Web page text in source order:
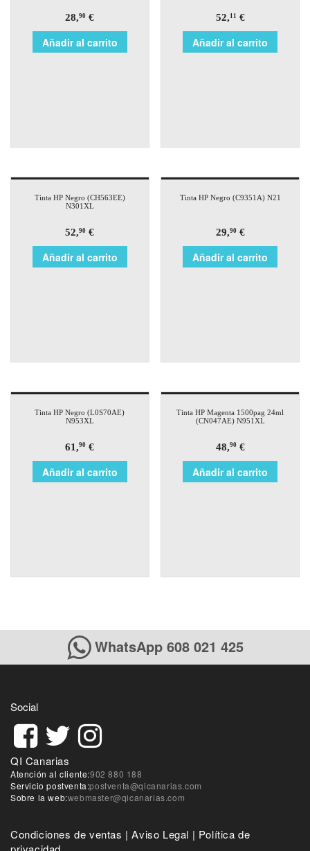
28,90 €
Añadir al carrito
52,11 €
Añadir al carrito
Tinta HP Negro (CH563EE)
N301XL
52,90 €
Añadir al carrito
Tinta HP Negro (C9351A) N21
29,90€
Añadir al carrito
Tinta HP Negro (L0S70AE)
N953XL
61,90 €
Añadir al carrito
Tinta HP Magenta 1500pag 24ml
(CN047AE) N951XL
48,90€
Añadir al carrito
WhatsApp 608 021 425
Social
QI Canarias
Atención al cliente:902 880 188
Servicio postventa:postventa@qicanarias.com
Sobre la web:webmaster@qicanarias.com
Condiciones de ventas |Aviso Legal | Política de